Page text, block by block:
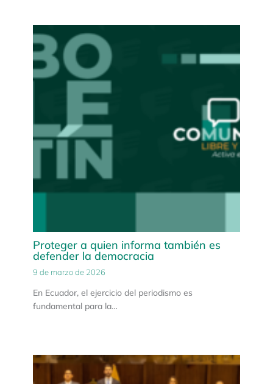
Proteger a quien informa también es
defender la democracia
9 de marzo de 2026
En Ecuador, el ejercicio del periodismo es
fundamental para la…